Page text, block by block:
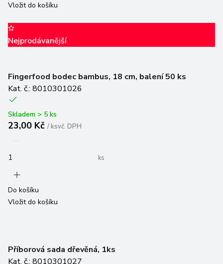
Vložit do košíku
Nejprodávanější
Fingerfood bodec bambus, 18 cm, balení 50 ks
Kat. č.: 8010301026
Skladem > 5 ks
23,00 Kč /ksvč. DPH
ks
Do košíku
Vložit do košíku
Příborová sada dřevěná, 1ks
Kat. č.: 8010301027